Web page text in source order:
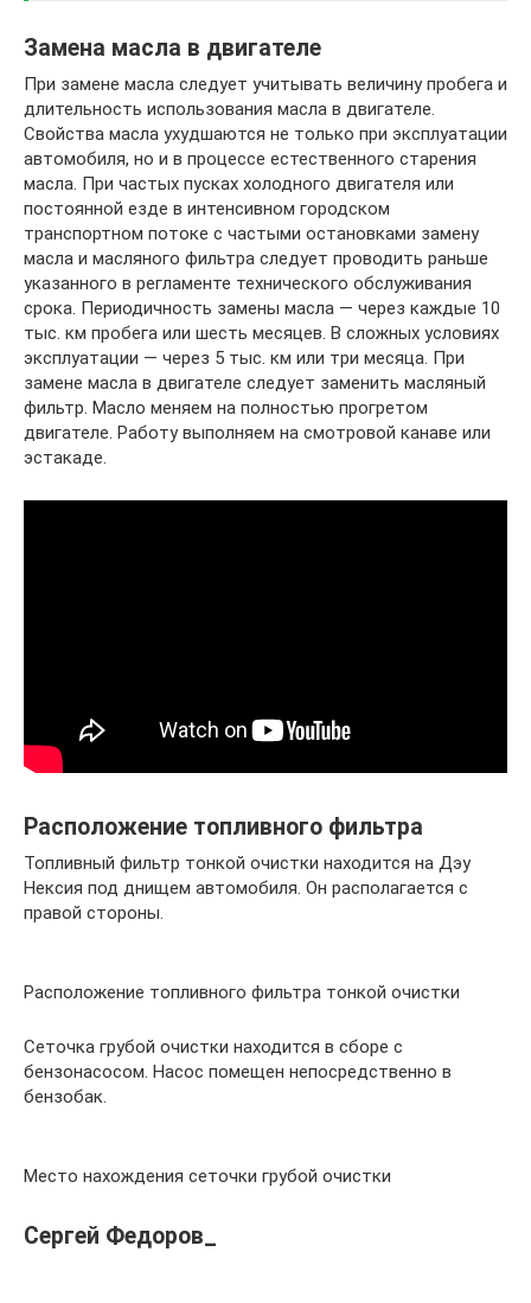
Замена масла в двигателе
При замене масла следует учитывать величину пробега и
длительность использования масла в двигателе.
Свойства масла ухудшаются не только при эксплуатации
автомобиля, но и в процессе естественного старения
масла. При частых пусках холодного двигателя или
постоянной езде в интенсивном городском
транспортном потоке с частыми остановками замену
масла и масляного фильтра следует проводить раньше
указанного в регламенте технического обслуживания
срока. Периодичность замены масла — через каждые 10
тыс. км пробега или шесть месяцев. В сложных условиях
эксплуатации — через 5 тыс. км или три месяца. При
замене масла в двигателе следует заменить масляный
фильтр. Масло меняем на полностью прогретом
двигателе. Работу выполняем на смотровой канаве или
эстакаде.
Расположение топливного фильтра
Топливный фильтр тонкой очистки находится на Дэу
Нексия под днищем автомобиля. Он располагается с
правой стороны.
Расположение топливного фильтра тонкой очистки
Сеточка грубой очистки находится в сборе с
бензонасосом. Насос помещен непосредственно в
бензобак.
Место нахождения сеточки грубой очистки
Сергей Федоров_